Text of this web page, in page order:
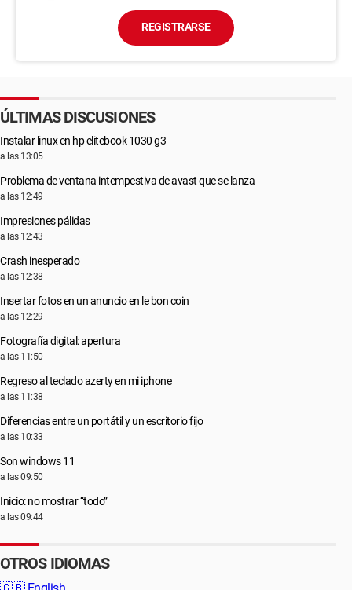
REGISTRARSE
ÚLTIMAS DISCUSIONES
Instalar linux en hp elitebook 1030 g3
a las 13:05
Problema de ventana intempestiva de avast que se lanza
a las 12:49
Impresiones pálidas
a las 12:43
Crash inesperado
a las 12:38
Insertar fotos en un anuncio en le bon coin
a las 12:29
Fotografía digital: apertura
a las 11:50
Regreso al teclado azerty en mi iphone
a las 11:38
Diferencias entre un portátil y un escritorio fijo
a las 10:33
Son windows 11
a las 09:50
Inicio: no mostrar “todo”
a las 09:44
OTROS IDIOMAS